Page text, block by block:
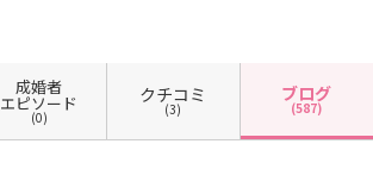
成婚者
エピソード
(0)
クチコミ
(3)
ブログ
(587)